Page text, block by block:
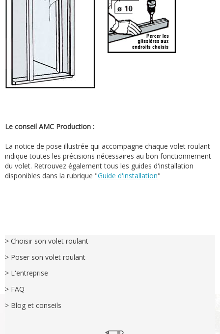
Le conseil AMC Production :
La notice de pose illustrée qui accompagne chaque volet roulant
indique toutes les précisions nécessaires au bon fonctionnement
du volet. Retrouvez également tous les guides d'installation
disponibles dans la rubrique "Guide d'installation"
> Choisir son volet roulant
> Poser son volet roulant
> L'entreprise
> FAQ
> Blog et conseils